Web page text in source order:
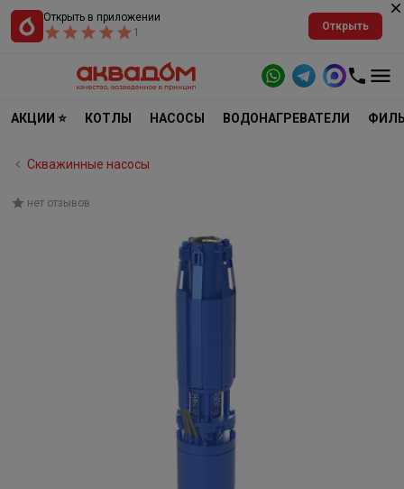
Открыть в приложении
1
Открыть
АКЦИИ ⭐ КОТЛЫ НАСОСЫ ВОДОНАГРЕВАТЕЛИ
Скважинные насосы
нет отзывов